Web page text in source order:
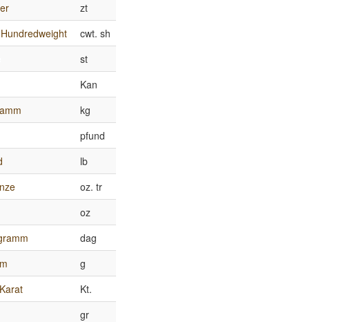
zt
cwt. sh
st
Kan
kg
pfund
lb
oz. tr
oz
dag
g
Kt.
gr